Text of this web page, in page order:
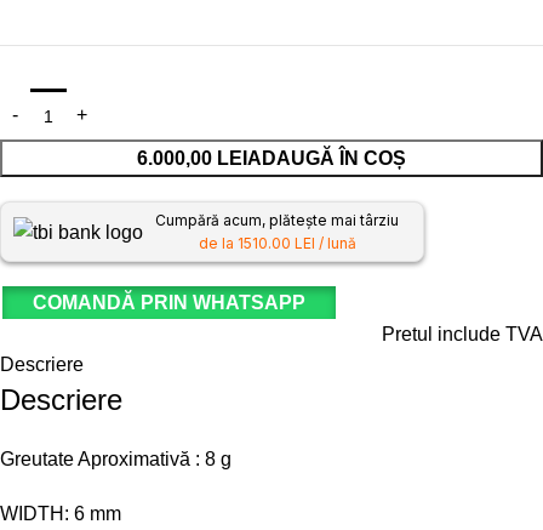
6.000,00 LEI ADAUGĂ ÎN COȘ
Cumpără acum, plătește mai târziu
de la 1510.00 LEI / lună
COMANDĂ PRIN WHATSAPP
Pretul include TVA
Descriere
Descriere
Greutate Aproximativă : 8 g
WIDTH: 6 mm